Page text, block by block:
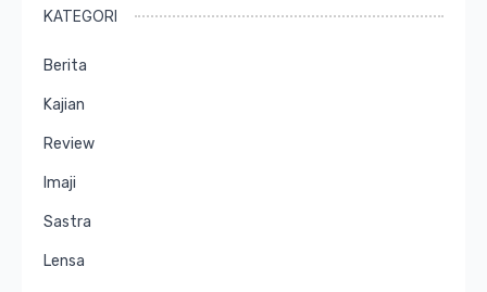
KATEGORI
Berita
Kajian
Review
Imaji
Sastra
Lensa